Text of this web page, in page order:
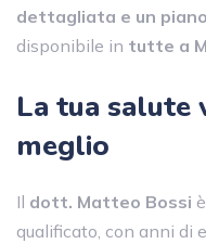
dettagliata e un
disponibile in tutte a
La tua salute
meglio
Il dott. Matteo Bossi
qualificato, con anni di